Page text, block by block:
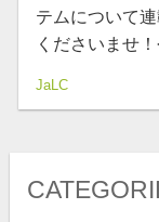
テムについて
くださいませ
JaLC